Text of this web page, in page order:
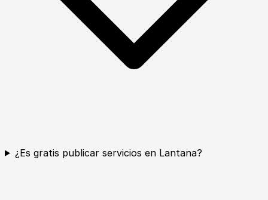
¿Es gratis publicar servicios en Lantana?